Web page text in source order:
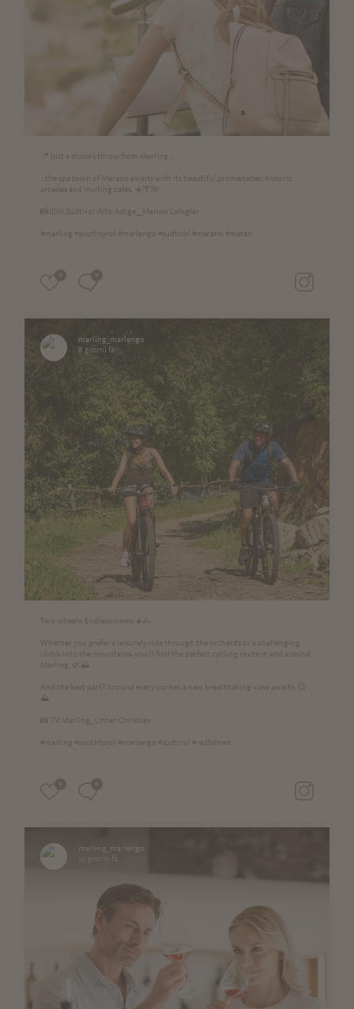
📍 Just a stone's throw from Marling...
...the spa town of Merano awaits with its beautiful promenades, historic
arcades and inviting cafés. ☀️🌴🌺
📸IDM Südtirol-Alto Adige__Marion Lafogler
#marling #southtyrol #marlengo #südtirol #merano #meran
marling_marlengo
8 giorni fa
Two wheels. Endless views.☀️🚴
Whether you prefer a leisurely ride through the orchards or a challenging
climb into the mountains, you'll find the perfect cycling route in and around
Marling. 🌿⛰️
And the best part? Around every corner, a new breathtaking view awaits. 😉
⛰
📸 TV Marling_ Linter Christian
#marling #southtyrol #marlengo #südtirol #radfahren
marling_marlengo
10 giorni fa